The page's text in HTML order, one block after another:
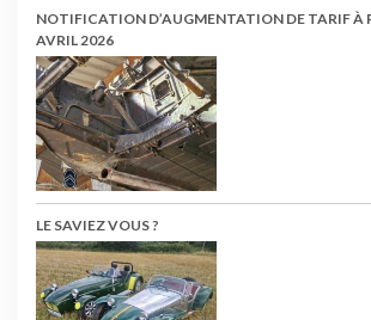
NOTIFICATION D’AUGMENTATION DE TARIF À
AVRIL 2026
LE SAVIEZ VOUS ?